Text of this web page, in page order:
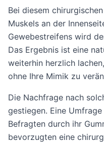
Bei diesem
Muskels an der
Gewebestreifens wird
Das Ergebnis ist eine
weiterhin herzlich
ohne Ihre Mimik zu
Die Nachfrage nach
gestiegen. Eine
Befragten durch ihr
bevorzugten eine